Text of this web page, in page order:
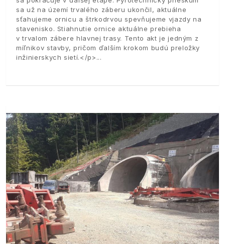
sa už na území trvalého záberu ukončil, aktuálne
sťahujeme ornicu a štrkodrvou spevňujeme vjazdy na
stavenisko. Stiahnutie ornice aktuálne prebieha
v trvalom zábere hlavnej trasy. Tento akt je jedným z
míľnikov stavby, pričom ďalším krokom budú preložky
inžinierskych sietí.</p>